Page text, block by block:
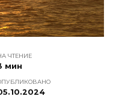
ЧТЕНИЕ
мин